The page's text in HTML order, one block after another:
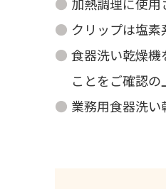
クリップは塩素
食器洗い乾燥
ことをご確認の
業務用食器洗い